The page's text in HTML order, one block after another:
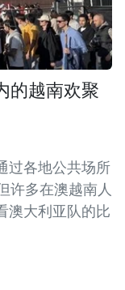
的越南欢聚
过各地公共场所
许多在澳越南人
澳大利亚队的比